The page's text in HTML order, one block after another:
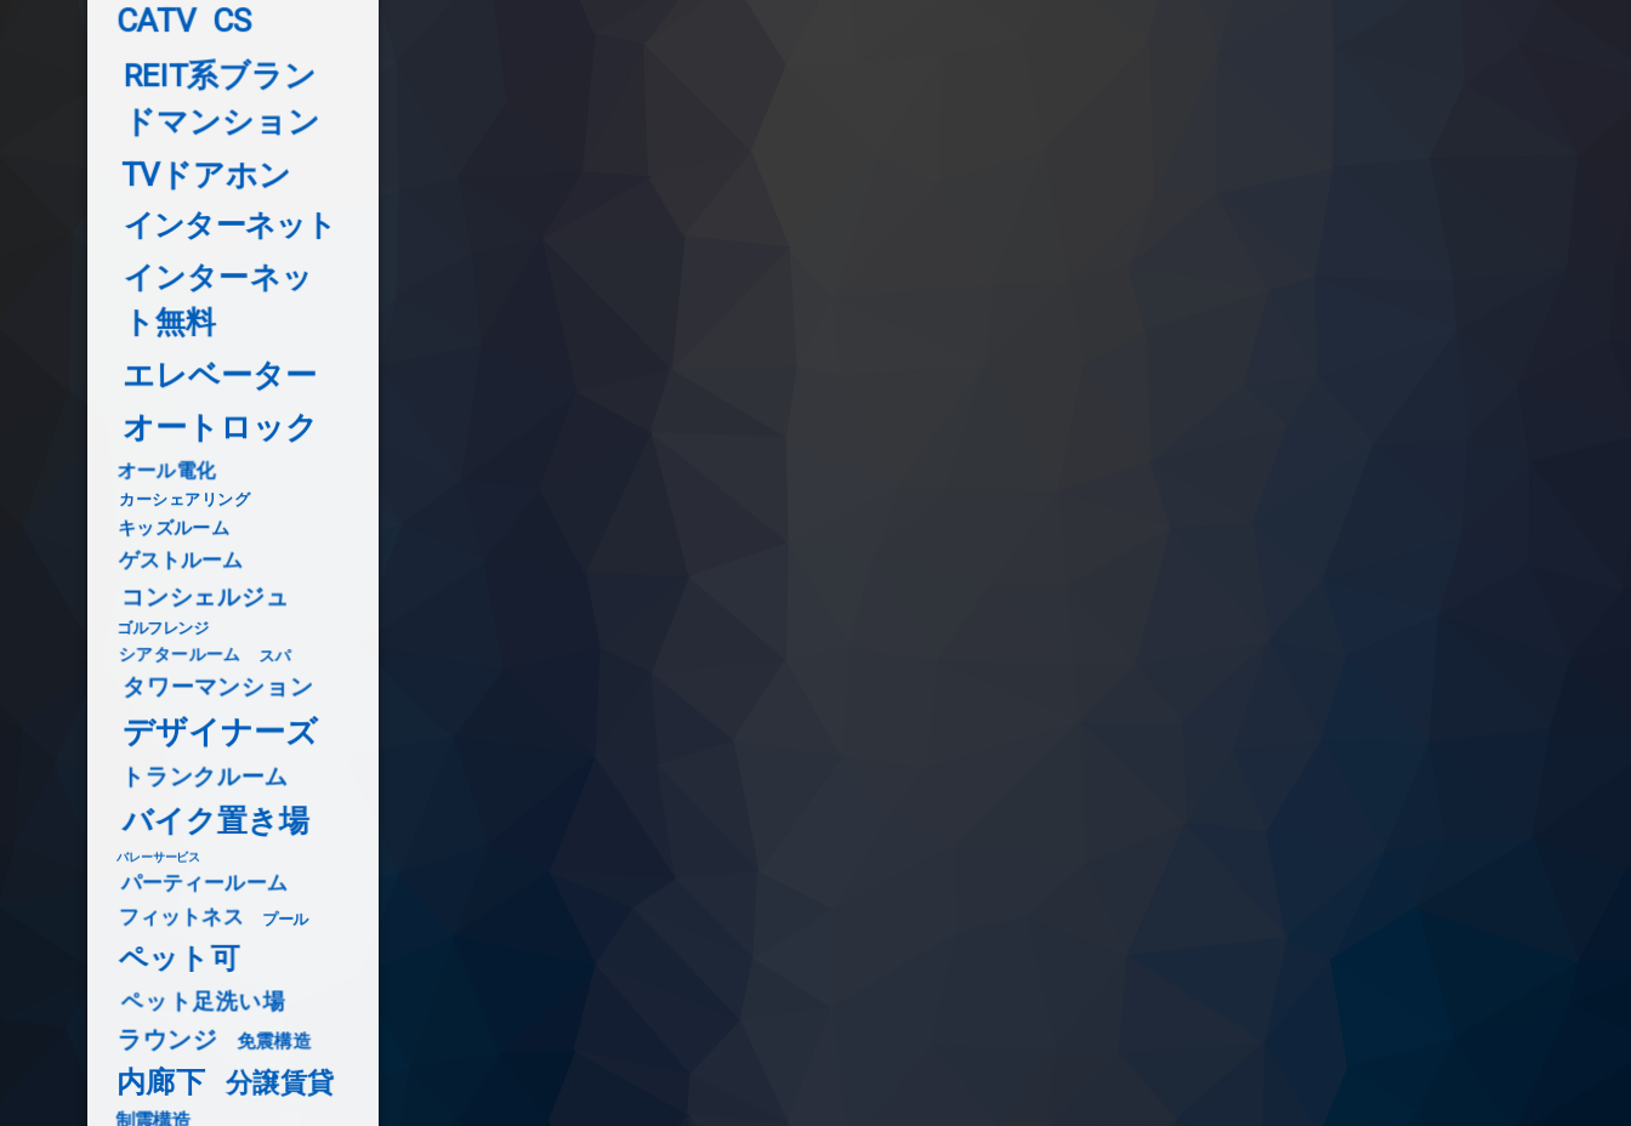
CATV CS
REIT系ブラン
ドマンション
TVドアホン
インターネット
インターネッ
ト無料
エレベーター
オートロック
オール電化
カーシェアリング
キッズルーム
ゲストルーム
コンシェルジュ
ゴルフレンジ
シアタールーム スパ
タワーマンション
デザイナーズ
トランクルーム
バイク置き場
バレーサービス
パーティールーム
フィットネス プール
ペット可
ペット足洗い場
ラウンジ 免震構造
内廊下 分譲賃貸
制震構造